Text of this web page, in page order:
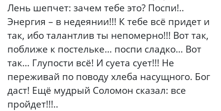
Лень шепчет: зачем тебе это? Поспи!..
Энергия – в недеянии!!! К тебе всё придет и
так, ибо талантлив ты непомерно!!! Вот так,
поближе к постельке… поспи сладко… Вот
так… Глупости всё! И суета сует!!! Не
переживай по поводу хлеба насущного. Бог
даст! Ещё мудрый Соломон сказал: все
пройдет!!!..